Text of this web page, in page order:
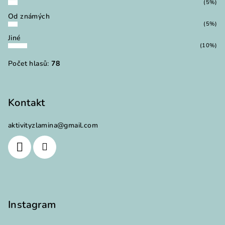
(5%)
Od známých
(5%)
Jiné
(10%)
Počet hlasů:78
Kontakt
aktivityzlamina@gmail.com
Instagram